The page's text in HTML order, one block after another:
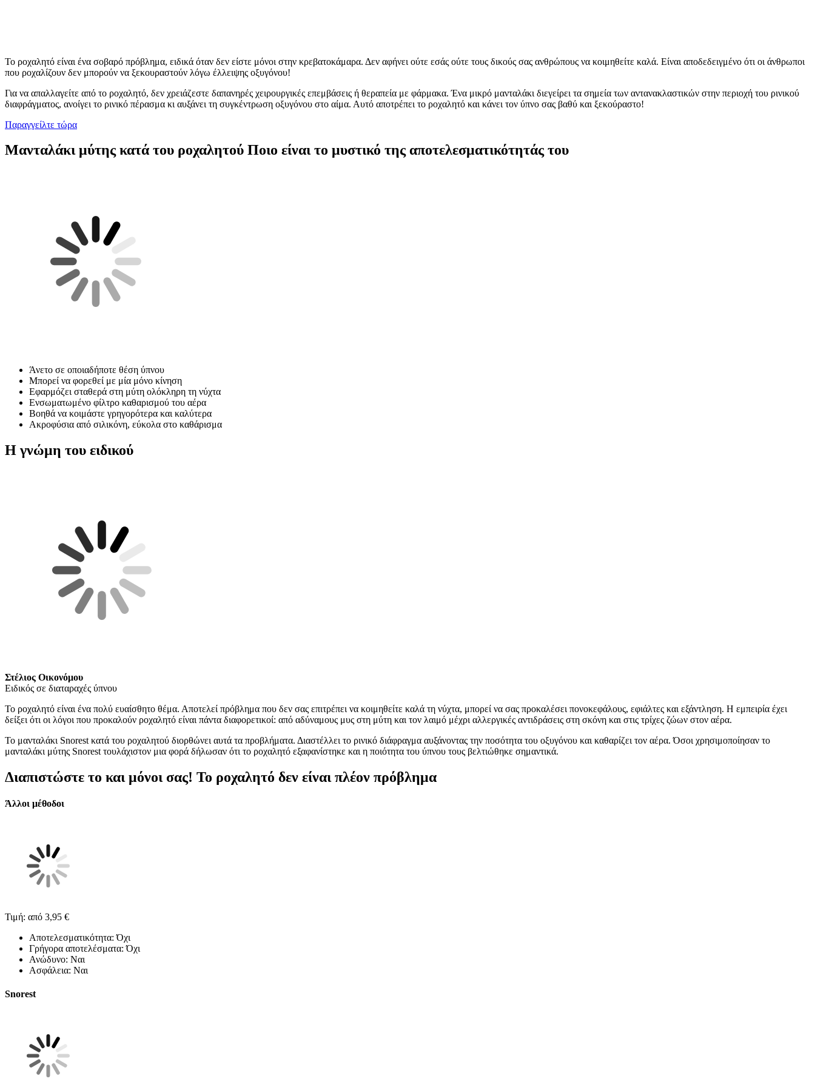
Το ροχαλητό είναι ένα σοβαρό πρόβλημα, ειδικά όταν δεν είστε μόνοι στην κρεβατοκάμαρα. Δεν αφήνει ούτε εσάς ούτε τους δικούς σας ανθρώπους να κοιμηθείτε καλά. Είναι αποδεδειγμένο ότι οι άνθρωποι
που ροχαλίζουν δεν μπορούν να ξεκουραστούν λόγω έλλειψης οξυγόνου!
Για να απαλλαγείτε από το ροχαλητό, δεν χρειάζεστε δαπανηρές χειρουργικές επεμβάσεις ή θεραπεία με φάρμακα. Ένα μικρό μανταλάκι διεγείρει τα σημεία των αντανακλαστικών στην περιοχή του ρινικού
διαφράγματος, ανοίγει το ρινικό πέρασμα κι αυξάνει τη συγκέντρωση οξυγόνου στο αίμα. Αυτό αποτρέπει το ροχαλητό και κάνει τον ύπνο σας βαθύ και ξεκούραστο!
Παραγγείλτε τώρα
Μανταλάκι μύτης κατά του ροχαλητού Ποιο είναι το μυστικό της αποτελεσματικότητάς του
Άνετο σε οποιαδήποτε θέση ύπνου
Μπορεί να φορεθεί με μία μόνο κίνηση
Εφαρμόζει σταθερά στη μύτη ολόκληρη τη νύχτα
Ενσωματωμένο φίλτρο καθαρισμού του αέρα
Βοηθά να κοιμάστε γρηγορότερα και καλύτερα
Ακροφύσια από σιλικόνη, εύκολα στο καθάρισμα
Η γνώμη του ειδικού
Στέλιος Οικονόμου
Ειδικός σε διαταραχές ύπνου
Το ροχαλητό είναι ένα πολύ ευαίσθητο θέμα. Αποτελεί πρόβλημα που δεν σας επιτρέπει να κοιμηθείτε καλά τη νύχτα, μπορεί να σας προκαλέσει πονοκεφάλους, εφιάλτες και εξάντληση. Η εμπειρία έχει
δείξει ότι οι λόγοι που προκαλούν ροχαλητό είναι πάντα διαφορετικοί: από αδύναμους μυς στη μύτη και τον λαιμό μέχρι αλλεργικές αντιδράσεις στη σκόνη και στις τρίχες ζώων στον αέρα.
Το μανταλάκι Snorest κατά του ροχαλητού διορθώνει αυτά τα προβλήματα. Διαστέλλει το ρινικό διάφραγμα αυξάνοντας την ποσότητα του οξυγόνου και καθαρίζει τον αέρα. Όσοι χρησιμοποίησαν το
μανταλάκι μύτης Snorest τουλάχιστον μια φορά δήλωσαν ότι το ροχαλητό εξαφανίστηκε και η ποιότητα του ύπνου τους βελτιώθηκε σημαντικά.
Διαπιστώστε το και μόνοι σας! Το ροχαλητό δεν είναι πλέον πρόβλημα
Άλλοι μέθοδοι
Τιμή: από 3,95 €
Αποτελεσματικότητα: Όχι
Γρήγορα αποτελέσματα: Όχι
Ανώδυνο: Ναι
Ασφάλεια: Ναι
Snorest